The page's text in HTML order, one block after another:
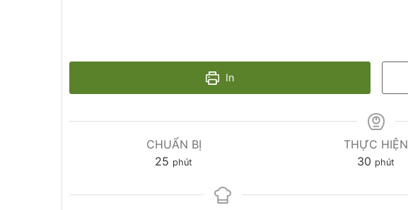
In
CHUẨN BỊ
25 phút
THỰC HIỆN
30 phút